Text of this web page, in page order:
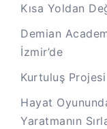
Kısa Yoldan
Demian
İzmir’de
Kurtuluş
Hayat
Yaratmanın